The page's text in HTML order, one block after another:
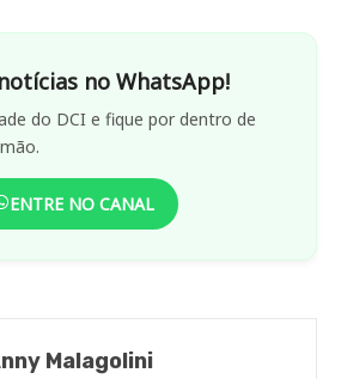
no WhatsApp!
do DCI e fique por dentro de
ENTRE NO CANAL
Malagolini